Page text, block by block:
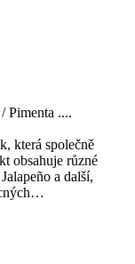
Pimenta ....
která společně
obsahuje různé
a další,